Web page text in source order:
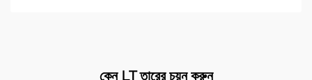
কেন LT তারের চয়ন করুন